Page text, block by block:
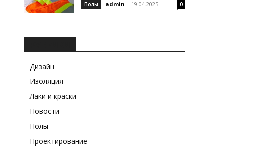
Полы admin - 19.04.2025 0
Дизайн
Изоляция
Лаки и краски
Новости
Полы
Проектирование